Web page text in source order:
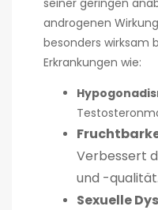
androgenen
besonders wirksam
Erkrankungen wie:
Verbessert
und -qualität.
Sexuelle